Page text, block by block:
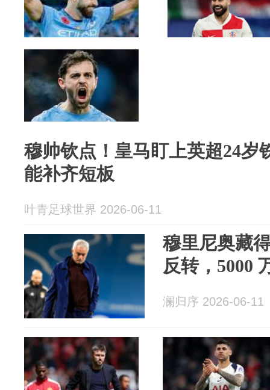
穆帅钦点！皇马盯上英超24岁
能补齐短板
叶青足球世界 2026-06-11
穆里尼奥藏
反转，5000
澜归序 2026-06-11